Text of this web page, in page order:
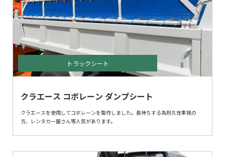
クラエース コボレーン ダンプシート
クラエースを使用してコボレーンを製作しました。長持ちする為耐久性重視の
方、レンタカー屋さん等人気があります。
トラックシート